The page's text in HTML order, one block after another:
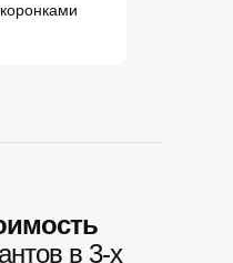
в 3-х